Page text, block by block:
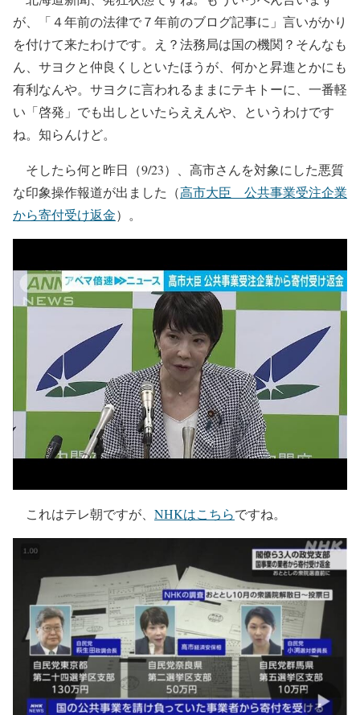
が、「４年前の法律で７年前のブログ記事に」言いがかり
を付けて来たわけです。え？法務局は国の機関？そんなも
ん、サヨクと仲良くしといたほうが、何かと昇進とかにも
有利なんや。サヨクに言われるままにテキトーに、一番軽
い「啓発」でも出しといたらええんや、というわけです
ね。知らんけど。
そしたら何と昨日（9/23）、高市さんを対象にした悪質
な印象操作報道が出ました（高市大臣 公共事業受注企業
から寄付受け返金）。
これはテレ朝ですが、 NHKはこちらですね。